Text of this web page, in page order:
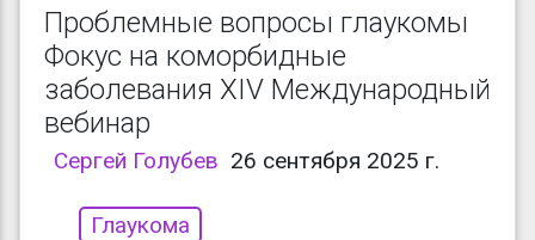
Проблемные вопросы глаукомы
Фокус на коморбидные
заболевания XIV Международный
вебинар
Сергей Голубев 26 сентября 2025 г.
Глаукома